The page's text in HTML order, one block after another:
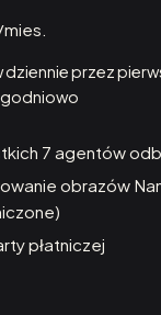
przez
7 agentów
obrazów
płatniczej